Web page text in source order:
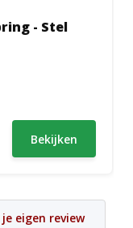
- Stel
Bekijken
eigen review